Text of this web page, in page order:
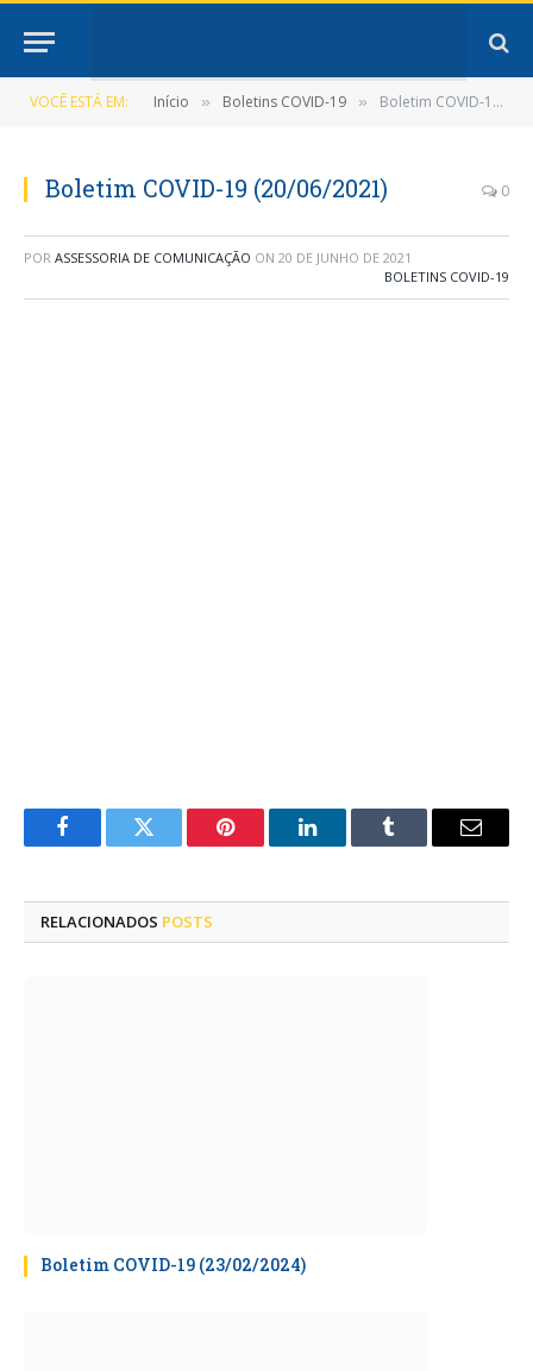
VOCÊ ESTÁ EM: Início » Boletins COVID-19 » Boletim COVID-19 (20/06/2021)
Boletim COVID-19 (20/06/2021) 0
POR ASSESSORIA DE COMUNICAÇÃO ON 20 DE JUNHO DE 2021
BOLETINS COVID-19
FacebookTwitter Pinterest LinkedInTumblr
E-
RELACIONADOS POSTS
Boletim COVID-19 (23/02/2024)